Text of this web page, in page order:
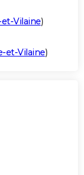
Vilaine)
et-Vilaine)